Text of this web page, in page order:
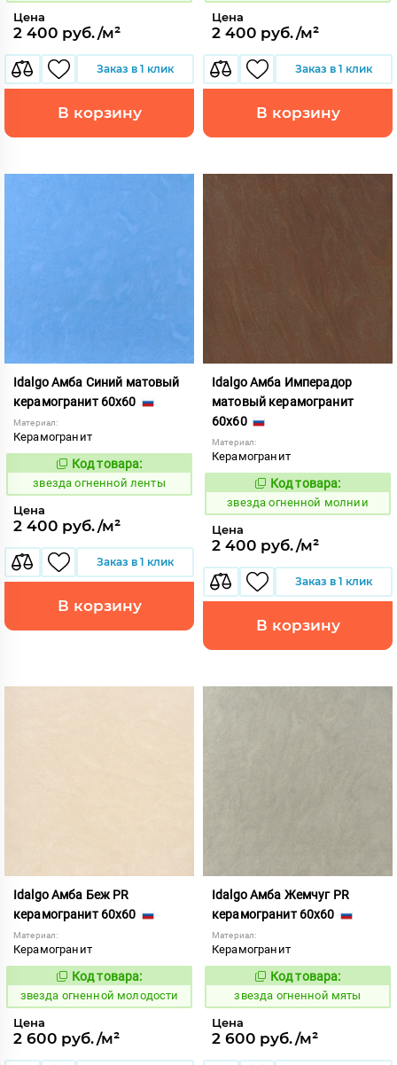
Цена
2 400 руб./м²
Заказ в 1 клик
В корзину
Цена
2 400 руб./м²
Заказ в 1 клик
В корзину
Idalgo Амба Синий матовый
керамогранит 60x60
Материал:
Керамогранит
445793
Код товара:
звезда огненной ленты
Цена
2 400 руб./м²
Заказ в 1 клик
В корзину
Idalgo Амба Имперадор
матовый керамогранит
60x60
Материал:
Керамогранит
445803
Код товара:
звезда огненной молнии
Цена
2 400 руб./м²
Заказ в 1 клик
В корзину
Idalgo Амба Беж PR
керамогранит 60x60
Материал:
Керамогранит
445804
Код товара:
звезда огненной молодости
Цена
2 600 руб./м²
Idalgo Амба Жемчуг PR
керамогранит 60x60
Материал:
Керамогранит
445806
Код товара:
звезда огненной мяты
Цена
2 600 руб./м²